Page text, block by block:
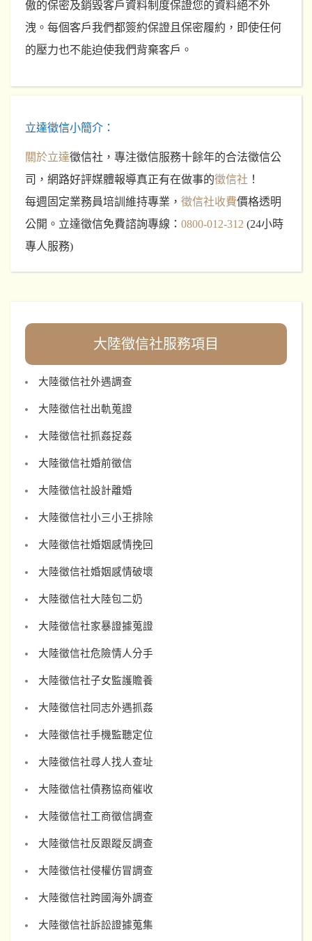
傲的保密及銷毀客戶資料制度保證您的資料絕不外
洩。每個客戶我們都簽約保證且保密履約，即使任何
的壓力也不能迫使我們背棄客戶。
立達徵信小簡介：
關於立達徵信社，專注徵信服務十餘年的合法徵信公
司，網路好評媒體報導真正有在做事的徵信社 ！
每週固定業務員培訓維持專業， 徵信社收費價格透明
公開。立達徵信免費諮詢專線： 0800-012-312 (24小時
專人服務)
大陸徵信社服務項目
大陸徵信社外遇調查
大陸徵信社出軌蒐證
大陸徵信社抓姦捉姦
大陸徵信社婚前徵信
大陸徵信社設計離婚
大陸徵信社小三小王排除
大陸徵信社婚姻感情挽回
大陸徵信社婚姻感情破壞
大陸徵信社大陸包二奶
大陸徵信社家暴證據蒐證
大陸徵信社危險情人分手
大陸徵信社子女監護贍養
大陸徵信社同志外遇抓姦
大陸徵信社手機監聽定位
大陸徵信社尋人找人查址
大陸徵信社債務協商催收
大陸徵信社工商徵信調查
大陸徵信社反跟蹤反調查
大陸徵信社侵權仿冒調查
大陸徵信社跨國海外調查
大陸徵信社訴訟證據蒐集